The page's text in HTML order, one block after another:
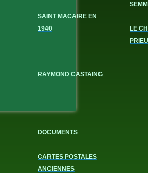
SAINT MACAIRE EN
1940
LE
RAYMOND CASTAING
DOCUMENTS
CARTES POSTALES
ANCIENNES